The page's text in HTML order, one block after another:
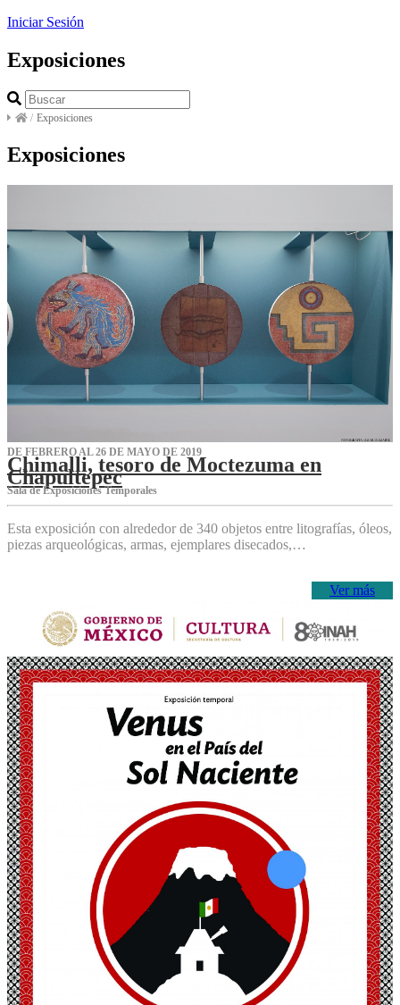
Iniciar Sesión
Exposiciones
/ Exposiciones
Exposiciones
DE FEBRERO AL 26 DE MAYO DE 2019
Chimalli, tesoro de Moctezuma en
Chapultepec
Sala de Exposiciones Temporales
Esta exposición con alrededor de 340 objetos entre litografías, óleos,
piezas arqueológicas, armas, ejemplares disecados,…
Ver más